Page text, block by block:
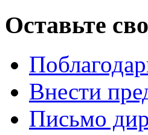
Оставьте
Внести
Письмо